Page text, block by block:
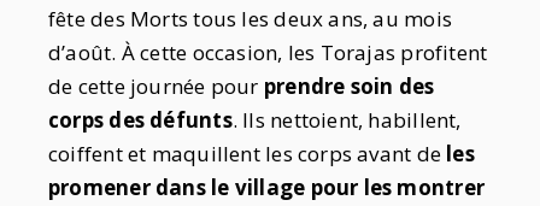
fête des Morts tous les deux ans, au mois
d’août. À cette occasion, les Torajas profitent
de cette journée pour prendre soin des
corps des défunts. Ils nettoient, habillent,
coiffent et maquillent les corps avant de les
promener dans le village pour les montrer